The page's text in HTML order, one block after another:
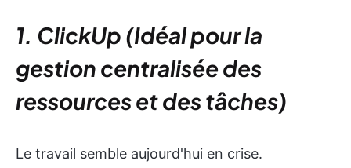
1. ClickUp (Idéal pour la
gestion centralisée des
ressources et des tâches)
Le travail semble aujourd'hui en crise.